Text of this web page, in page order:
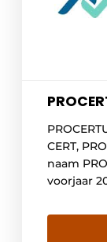
CERT,
naam
voorjaar
heeft het